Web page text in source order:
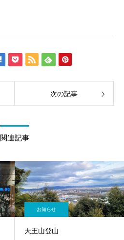
次の記事
関連記事
お知らせ
天王山登山